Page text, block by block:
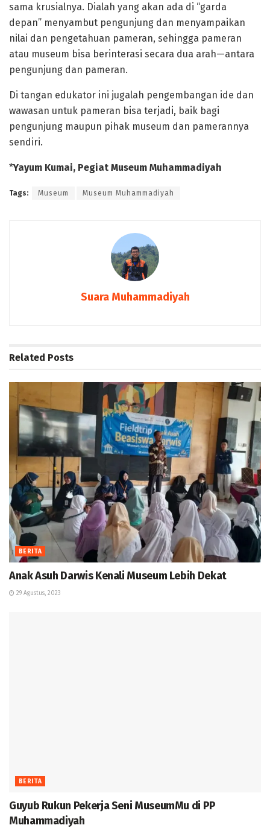
sama krusialnya. Dialah yang akan ada di “garda
depan” menyambut pengunjung dan menyampaikan
nilai dan pengetahuan pameran, sehingga pameran
atau museum bisa berinterasi secara dua arah—antara
pengunjung dan pameran.
Di tangan edukator ini jugalah pengembangan ide dan
wawasan untuk pameran bisa terjadi, baik bagi
pengunjung maupun pihak museum dan pamerannya
sendiri.
*Yayum Kumai, Pegiat Museum Muhammadiyah
Tags: Museum Museum Muhammadiyah
Suara Muhammadiyah
Related Posts
BERITA
Anak Asuh Darwis Kenali Museum Lebih Dekat
29 Agustus, 2023
BERITA
Guyub Rukun Pekerja Seni MuseumMu di PP
Muhammadiyah